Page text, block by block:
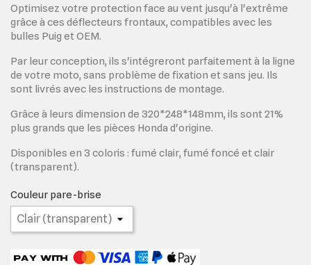
Optimisez votre protection face au vent jusqu'à l'extrême
grâce à ces déflecteurs frontaux, compatibles avec les
bulles Puig et OEM.
Par leur conception, ils s'intégreront parfaitement à la ligne
de votre moto, sans problème de fixation et sans jeu. Ils
sont livrés avec les instructions de montage.
Grâce à leurs dimension de 320*248*148mm, ils sont 21%
plus grands que les pièces Honda d'origine.
Disponibles en 3 coloris : fumé clair, fumé foncé et clair
(transparent).
Couleur pare-brise